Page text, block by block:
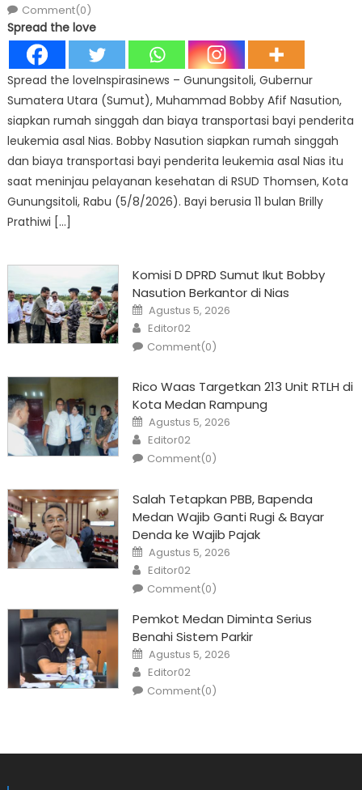
Comment(0)
Spread the love
Spread the loveInspirasinews – Gunungsitoli, Gubernur
Sumatera Utara (Sumut), Muhammad Bobby Afif Nasution,
siapkan rumah singgah dan biaya transportasi bayi penderita
leukemia asal Nias. Bobby Nasution siapkan rumah singgah
dan biaya transportasi bayi penderita leukemia asal Nias itu
saat meninjau pelayanan kesehatan di RSUD Thomsen, Kota
Gunungsitoli, Rabu (5/8/2026). Bayi berusia 11 bulan Brilly
Prathiwi […]
Komisi D DPRD Sumut Ikut Bobby
Nasution Berkantor di Nias
Posted
on
Agustus 5, 2026
Author
Editor02
Comment(0)
Rico Waas Targetkan 213 Unit RTLH di
Kota Medan Rampung
Posted
on
Agustus 5, 2026
Author
Editor02
Comment(0)
Salah Tetapkan PBB, Bapenda
Medan Wajib Ganti Rugi & Bayar
Denda ke Wajib Pajak
Posted
on
Agustus 5, 2026
Author
Editor02
Comment(0)
Pemkot Medan Diminta Serius
Benahi Sistem Parkir
Posted
on
Agustus 5, 2026
Author
Editor02
Comment(0)